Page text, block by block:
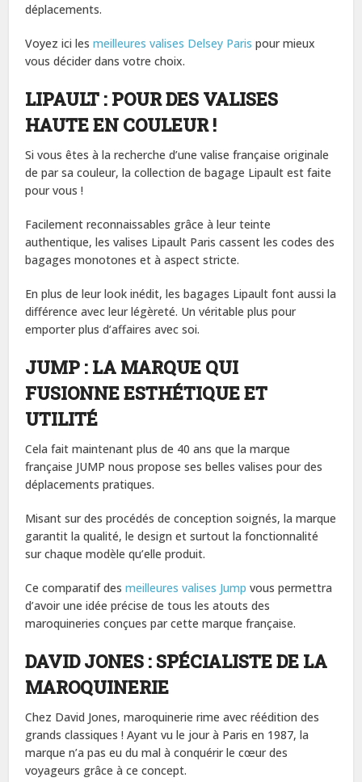
déplacements.
Voyez ici lesmeilleures valises Delsey Paris pour mieux
vous décider dans votre choix.
LIPAULT : POUR DES VALISES
HAUTE EN COULEUR !
Si vous êtes à la recherche d’une valise française originale
de par sa couleur, la collection de bagage Lipault est faite
pour vous !
Facilement reconnaissables grâce à leur teinte
authentique, les valises Lipault Paris cassent les codes des
bagages monotones et à aspect stricte.
En plus de leur look inédit, les bagages Lipault font aussi la
différence avec leur légèreté. Un véritable plus pour
emporter plus d’affaires avec soi.
JUMP : LA MARQUE QUI
FUSIONNE ESTHÉTIQUE ET
UTILITÉ
Cela fait maintenant plus de 40 ans que la marque
française JUMP nous propose ses belles valises pour des
déplacements pratiques.
Misant sur des procédés de conception soignés, la marque
garantit la qualité, le design et surtout la fonctionnalité
sur chaque modèle qu’elle produit.
Ce comparatif desmeilleures valises Jump vous permettra
d’avoir une idée précise de tous les atouts des
maroquineries conçues par cette marque française.
DAVID JONES : SPÉCIALISTE DE LA
MAROQUINERIE
Chez David Jones, maroquinerie rime avec réédition des
grands classiques ! Ayant vu le jour à Paris en 1987, la
marque n’a pas eu du mal à conquérir le cœur des
voyageurs grâce à ce concept.